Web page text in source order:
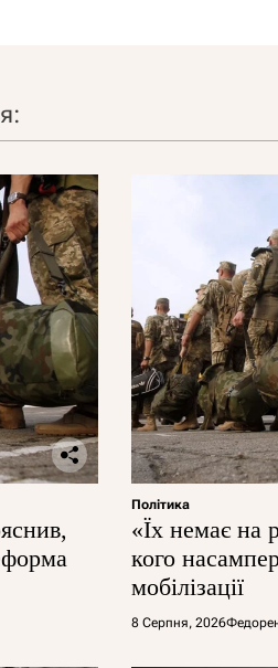
Політика
«Їх немає на
кого
мобілізації
8 Серпня, 2026